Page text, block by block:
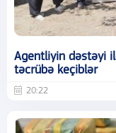
Agentliyin dəstəyi
təcrübə keçiblər
20:22